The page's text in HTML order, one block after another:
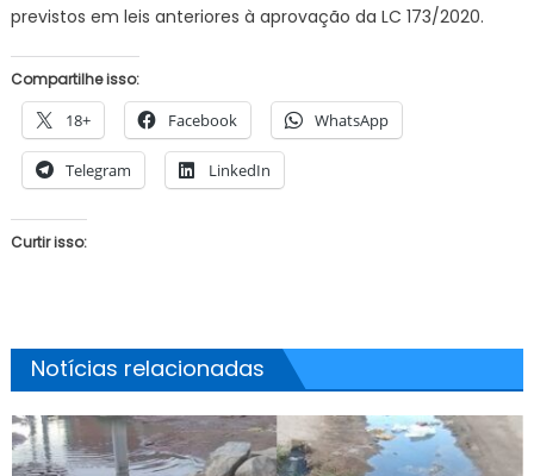
previstos em leis anteriores à aprovação da LC 173/2020.
Compartilhe isso:
18+ Facebook WhatsApp
Telegram LinkedIn
Curtir isso:
Notícias relacionadas